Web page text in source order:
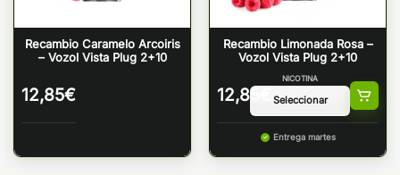
Recambio Caramelo Arcoiris
– Vozol Vista Plug 2+10
12,85€
Recambio Limonada Rosa –
Vozol Vista Plug 2+10
12,85
NICOTINA
Entrega martes